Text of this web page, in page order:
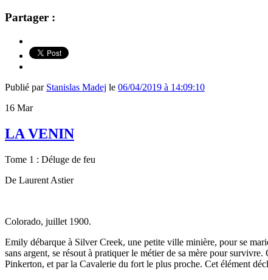
Partager :
Publié par Stanislas Madej le 06/04/2019 à 14:09:10
16 Mar
LA VENIN
Tome 1 : Déluge de feu
De Laurent Astier
Colorado, juillet 1900.
Emily débarque à Silver Creek, une petite ville minière, pour se
sans argent, se résout à pratiquer le métier de sa mère pour
Pinkerton, et par la Cavalerie du fort le plus proche. Cet élément